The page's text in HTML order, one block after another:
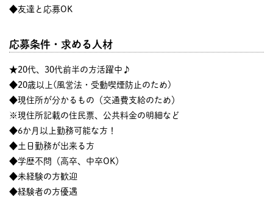
◆友達と応募OK
応募条件・求める人材
★20代、30代前半の方活躍中♪
◆20歳以上(風営法・受動喫煙防止のため)
◆現住所が分かるもの（交通費支給のため）
※現住所記載の住民票、公共料金の明細など
◆6か月以上勤務可能な方！
◆土日勤務が出来る方
◆学歴不問（高卒、中卒OK）
◆未経験の方歓迎
◆経験者の方優遇